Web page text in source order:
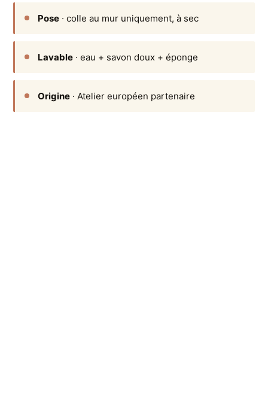
Pose · colle au mur uniquement, à sec
Lavable · eau + savon doux + éponge
Origine · Atelier européen partenaire